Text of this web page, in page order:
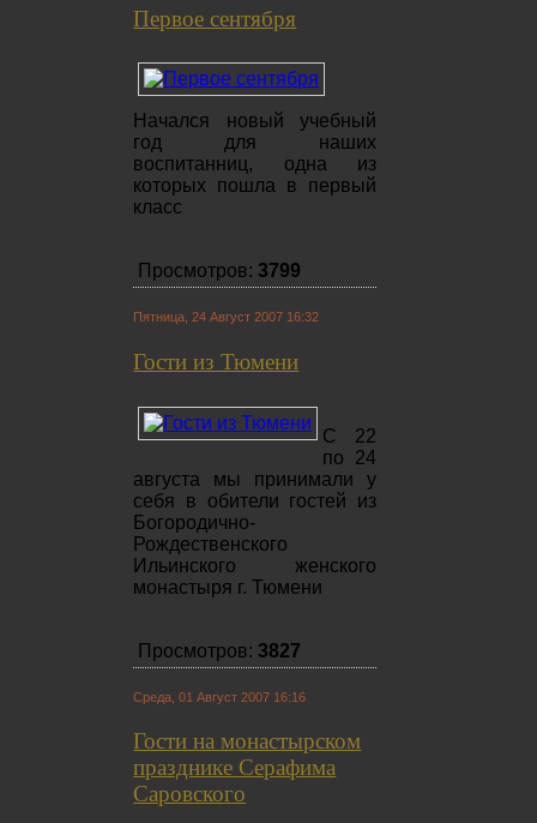
Первое сентября
Начался новый учебный
год для наших
воспитанниц, одна из
которых пошла в первый
класс
Просмотров: 3799
Пятница, 24 Август 2007 16:32
Гости из Тюмени
С 22
по 24
августа мы принимали у
себя в обители гостей из
Богородично-
Рождественского
Ильинского женского
монастыря г. Тюмени
Просмотров: 3827
Среда, 01 Август 2007 16:16
Гости на монастырском
празднике Серафима
Саровского